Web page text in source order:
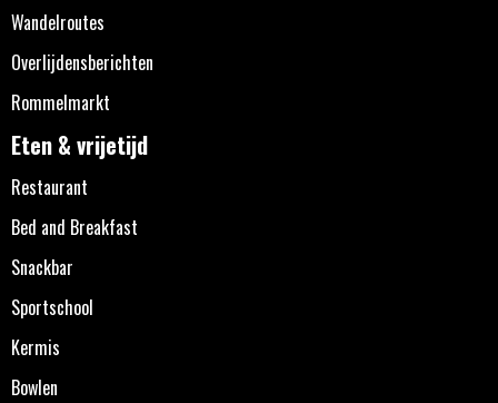
Wandelroutes
Overlijdensberichten
Rommelmarkt
Eten & vrijetijd
Restaurant
Bed and Breakfast
Snackbar
Sportschool
Kermis
Bowlen